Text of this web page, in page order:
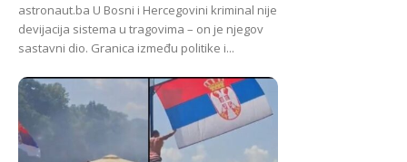
astronaut.ba U Bosni i Hercegovini kriminal nije
devijacija sistema u tragovima – on je njegov
sastavni dio. Granica između politike i...